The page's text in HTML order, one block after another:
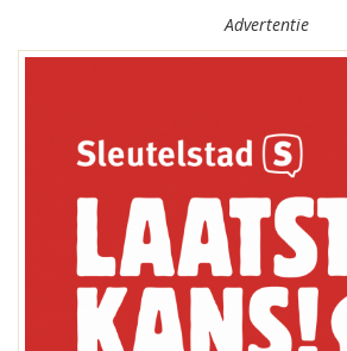
Advertentie